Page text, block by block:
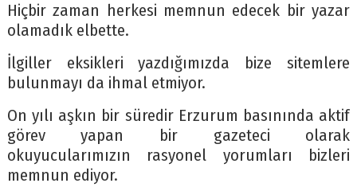
Hiçbir zaman herkesi memnun edecek bir yazar
olamadık elbette.
İlgiller eksikleri yazdığımızda bize sitemlere
bulunmayı da ihmal etmiyor.
On yılı aşkın bir süredir Erzurum basınında aktif
görev yapan bir gazeteci olarak
okuyucularımızın rasyonel yorumları bizleri
memnun ediyor.